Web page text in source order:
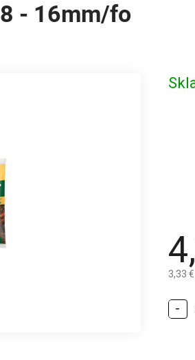
- 16mm/fo
3,33
−